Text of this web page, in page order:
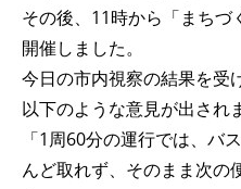
その後、11時から「まち
開催しました。
今日の市内視察の結果を受
以下のような意見が出され
「1周60分の運行では、バ
んど取れず、そのまま次の